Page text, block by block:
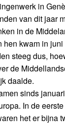
in
van dit jaar
in de
hen kwam in
steeg dus,
de
daalde.
sinds
In de
het er bijna